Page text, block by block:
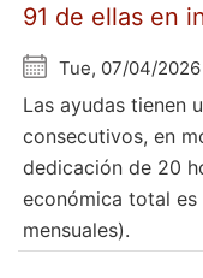
91 de ellas en
Tue, 07/04/2026
Las ayudas tienen
consecutivos, en
dedicación de 20
económica total
mensuales).